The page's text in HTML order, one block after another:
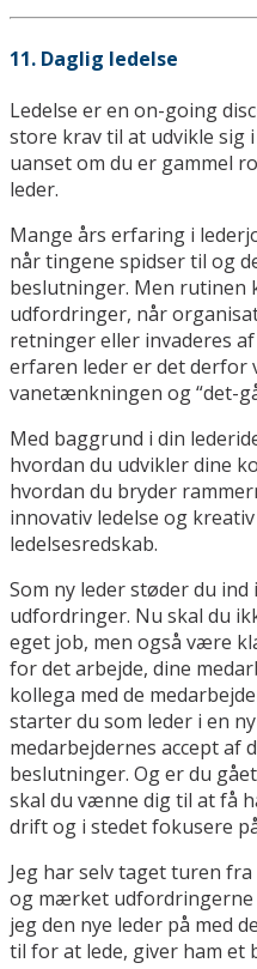
11. Daglig ledelse
Ledelse er en on-going
store krav til at udvikle sig
uanset om du er gammel
leder.
Mange års erfaring i
når tingene spidser til og
beslutninger. Men rutinen
udfordringer, når
retninger eller invaderes
erfaren leder er det
vanetænkningen og “det-
Med baggrund i din
hvordan du udvikler dine
hvordan du bryder
innovativ ledelse og
ledelsesredskab.
Som ny leder støder du
udfordringer. Nu skal du
eget job, men også være
for det arbejde, dine
kollega med de
starter du som leder i en
medarbejdernes accept af
beslutninger. Og er du
skal du vænne dig til at få
drift og i stedet fokusere
Jeg har selv taget turen
og mærket udfordringerne
jeg den nye leder på med
til for at lede, giver ham et